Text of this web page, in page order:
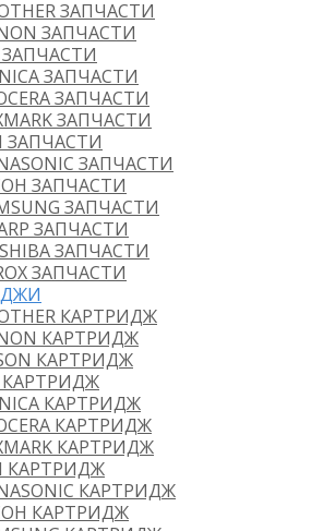
ЗАПЧАСТИ
ЗАПЧАСТИ
ЗАПЧАСТИ
ЗАПЧАСТИ
ЗАПЧАСТИ
ЗАПЧАСТИ
ЗАПЧАСТИ
ЗАПЧАСТИ
ЗАПЧАСТИ
ЗАПЧАСТИ
ЗАПЧАСТИ
ЗАПЧАСТИ
ЗАПЧАСТИ
КАРТРИДЖ
КАРТРИДЖ
КАРТРИДЖ
КАРТРИДЖ
КАРТРИДЖ
КАРТРИДЖ
КАРТРИДЖ
КАРТРИДЖ
КАРТРИДЖ
КАРТРИДЖ